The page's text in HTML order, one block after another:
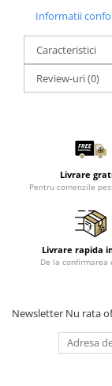
Informatii
Caracteristici
Review-uri(0)
Livrare
Pentru comenzile
Livrare rapida
De la confirmarea
Newsletter Nu rata